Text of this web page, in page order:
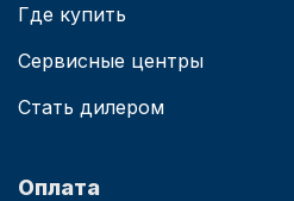
Где купить
Сервисные центры
Стать дилером
Оплата